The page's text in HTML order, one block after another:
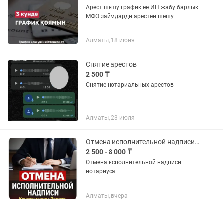
Арест шешу график ее ИП жабу барлык
МФО займдардн арестен шешу
Алматы, 18 июня
Снятие арестов
2 500 ₸
Снятие нотариальных арестов
Алматы, 23 июля
Отмена исполнительной надписи нотариуса
2 500 - 8 000 ₸
Отмена исполнительной надписи
нотариуса
Алматы, вчера